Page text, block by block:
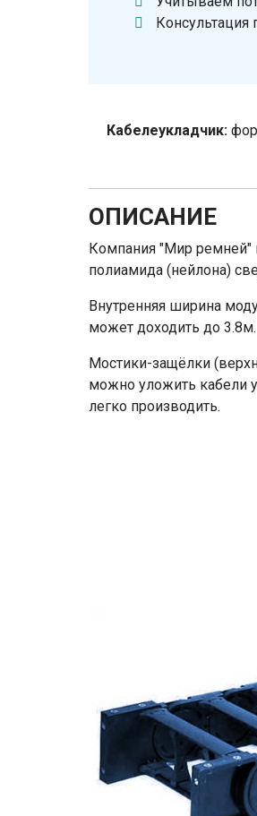
Консультация
Кабелеукладчик:
ОПИСАНИЕ
Компания "Мир ремней"
полиамида (нейлона)
Внутренняя ширина
может доходить до 3.8м.
Мостики-защёлки
можно уложить кабели
легко производить.